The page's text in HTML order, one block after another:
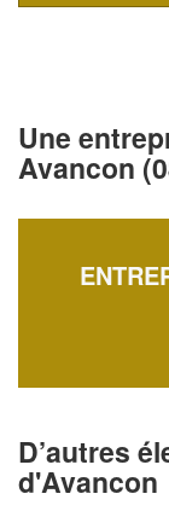
Une
Avancon
D’autres
d'Avancon